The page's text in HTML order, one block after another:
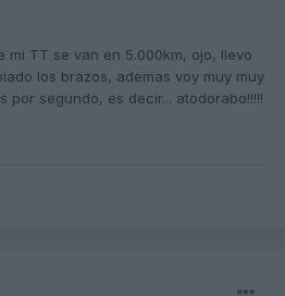
mi TT se van en 5.000km, ojo, llevo
los brazos, ademas voy muy muy
por segundo, es decir... atodorabo!!!!!